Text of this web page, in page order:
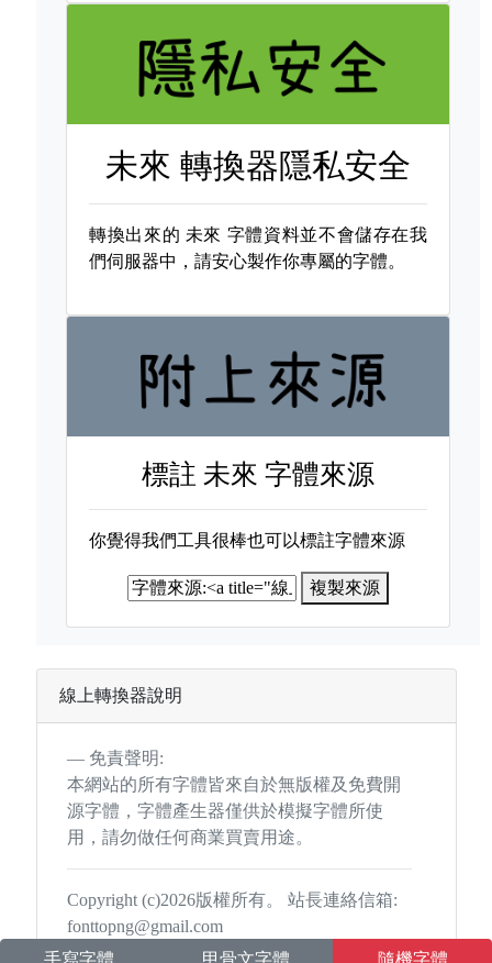
未來 轉換器隱私安全
轉換出來的 未來 字體資料並不會儲存在我
們伺服器中，請安心製作你專屬的字體。
標註 未來 字體來源
你覺得我們工具很棒也可以標註字體來源
複製來源
線上轉換器說明
免責聲明:
本網站的所有字體皆來自於無版權及免費開
源字體，字體產生器僅供於模擬字體所使
用，請勿做任何商業買賣用途。
Copyright (c)2026版權所有。 站長連絡信箱:
fonttopng@gmail.com
手寫字體
甲骨文字體 隨機字體